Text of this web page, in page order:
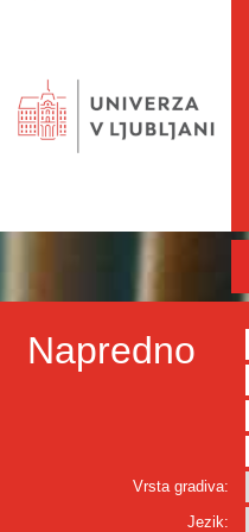
Napredno
Vrsta gradiva:
Jezik: